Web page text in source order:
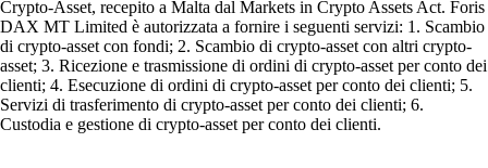
Crypto-Asset, recepito a Malta dal Markets in Crypto Assets Act. Foris
DAX MT Limited è autorizzata a fornire i seguenti servizi: 1. Scambio
di crypto-asset con fondi; 2. Scambio di crypto-asset con altri crypto-
asset; 3. Ricezione e trasmissione di ordini di crypto-asset per conto dei
clienti; 4. Esecuzione di ordini di crypto-asset per conto dei clienti; 5.
Servizi di trasferimento di crypto-asset per conto dei clienti; 6.
Custodia e gestione di crypto-asset per conto dei clienti.